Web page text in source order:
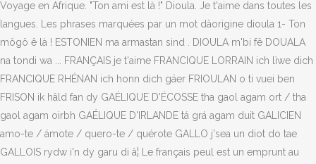
Voyage en Afrique. "Ton ami est là !" Dioula. Je t'aime dans toutes les
langues. Les phrases marquées par un mot dâorigine dioula 1- Ton
môgô ê là ! ESTONIEN ma armastan sind . DIOULA m'bi fê DOUALA
na tondi wa ... FRANÇAIS je t'aime FRANCIQUE LORRAIN ich lìwe dich
FRANCIQUE RHÉNAN ich honn dich gäer FRIOULAN o ti vuei ben
FRISON ik hâld fan dy GAÉLIQUE D'ÉCOSSE tha gaol agam ort / tha
gaol agam oirbh GAÉLIQUE D'IRLANDE tá grá agam duit GALICIEN
amo-te / ámote / quero-te / quérote GALLO j'sea un diot do tae
GALLOIS rydw i'n dy garu di â¦ Le français peul est un emprunt au